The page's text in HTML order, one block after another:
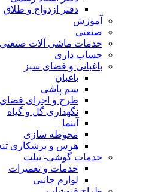
دفتر ازدواج و طلاق
آموزش
صنعتی
خدمات ماشی آلات
حساب داری
باغبانی و فضای سبز
باغبان
سم پاشی
طرح و اجرای
نگهداری گل و گیاه
آبنما
محوطه سازی
هرس و برشکاری
خدمات گوشی- تبلت
خدمات و تعمیرات
لوازم جانبی